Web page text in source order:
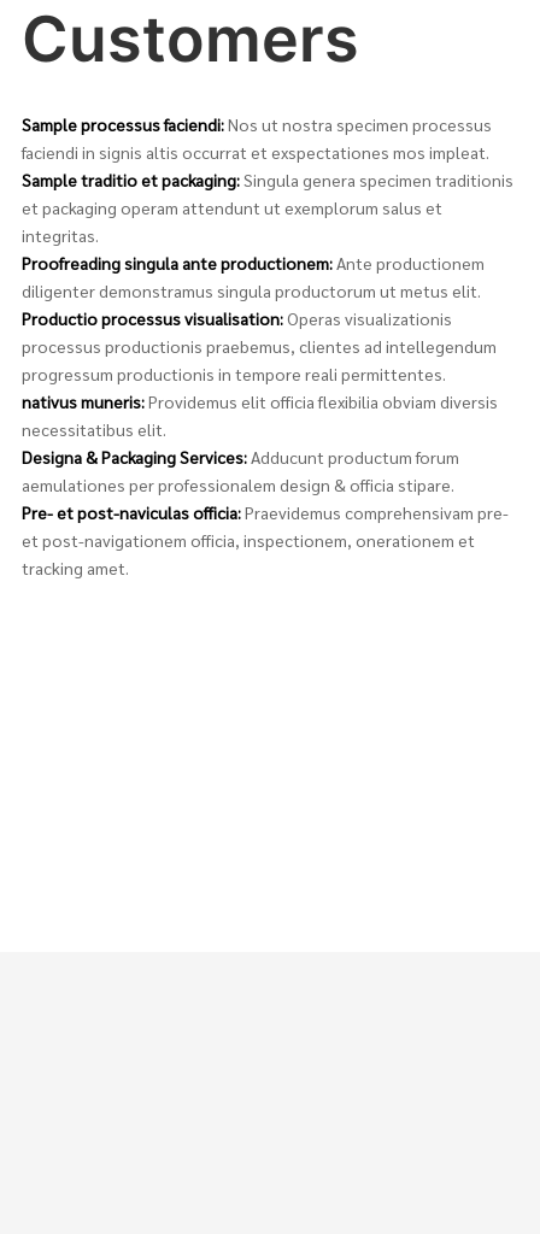
Customers
Sample processus faciendi:Nos ut nostra specimen processus
faciendi in signis altis occurrat et exspectationes mos impleat.
Sample traditio et packaging:Singula genera specimen traditionis
et packaging operam attendunt ut exemplorum salus et
integritas.
Proofreading singula ante productionem:Ante productionem
diligenter demonstramus singula productorum ut metus elit.
Productio processus visualisation: Operas visualizationis
processus productionis praebemus, clientes ad intellegendum
progressum productionis in tempore reali permittentes.
nativus muneris:Providemus elit officia flexibilia obviam diversis
necessitatibus elit.
Designa & Packaging Services:Adducunt productum forum
aemulationes per professionalem design & officia stipare.
Pre- et post-naviculas officia:Praevidemus comprehensivam pre-
et post-navigationem officia, inspectionem, onerationem et
tracking amet.